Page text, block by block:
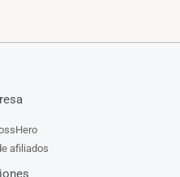
afiliados